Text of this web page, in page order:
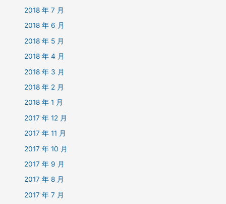
2018 年 7 月
2018 年 6 月
2018 年 5 月
2018 年 4 月
2018 年 3 月
2018 年 2 月
2018 年 1 月
2017 年 12 月
2017 年 11 月
2017 年 10 月
2017 年 9 月
2017 年 8 月
2017 年 7 月